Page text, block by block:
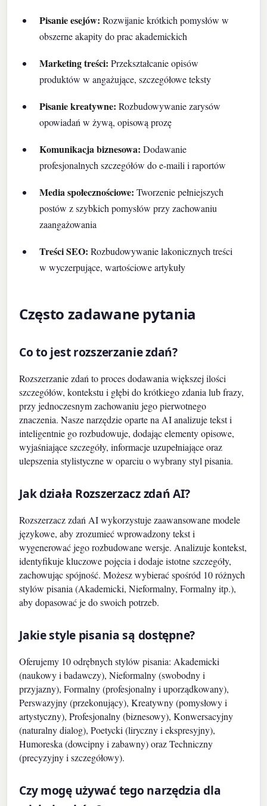
Pisanie esejów: Rozwijanie krótkich pomysłów w
obszerne akapity do prac akademickich
Marketing treści: Przekształcanie opisów
produktów w angażujące, szczegółowe teksty
Pisanie kreatywne: Rozbudowywanie zarysów
opowiadań w żywą, opisową prozę
Komunikacja biznesowa: Dodawanie
profesjonalnych szczegółów do e-maili i raportów
Media społecznościowe: Tworzenie pełniejszych
postów z szybkich pomysłów przy zachowaniu
zaangażowania
Treści SEO: Rozbudowywanie lakonicznych treści
w wyczerpujące, wartościowe artykuły
Często zadawane pytania
Co to jest rozszerzanie zdań?
Rozszerzanie zdań to proces dodawania większej ilości
szczegółów, kontekstu i głębi do krótkiego zdania lub frazy,
przy jednoczesnym zachowaniu jego pierwotnego
znaczenia. Nasze narzędzie oparte na AI analizuje tekst i
inteligentnie go rozbudowuje, dodając elementy opisowe,
wyjaśniające szczegóły, informacje uzupełniające oraz
ulepszenia stylistyczne w oparciu o wybrany styl pisania.
Jak działa Rozszerzacz zdań AI?
Rozszerzacz zdań AI wykorzystuje zaawansowane modele
językowe, aby zrozumieć wprowadzony tekst i
wygenerować jego rozbudowane wersje. Analizuje kontekst,
identyfikuje kluczowe pojęcia i dodaje istotne szczegóły,
zachowując spójność. Możesz wybierać spośród 10 różnych
stylów pisania (Akademicki, Nieformalny, Formalny itp.),
aby dopasować je do swoich potrzeb.
Jakie style pisania są dostępne?
Oferujemy 10 odrębnych stylów pisania: Akademicki
(naukowy i badawczy), Nieformalny (swobodny i
przyjazny), Formalny (profesjonalny i uporządkowany),
Perswazyjny (przekonujący), Kreatywny (pomysłowy i
artystyczny), Profesjonalny (biznesowy), Konwersacyjny
(naturalny dialog), Poetycki (liryczny i ekspresyjny),
Humoreska (dowcipny i zabawny) oraz Techniczny
(precyzyjny i szczegółowy).
Czy mogę używać tego narzędzia dla